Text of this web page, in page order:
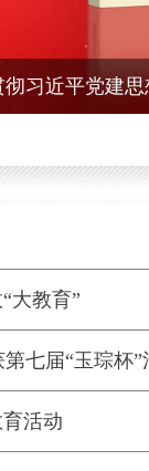
习近平党建
大教育”
七届“玉琮杯”
活动